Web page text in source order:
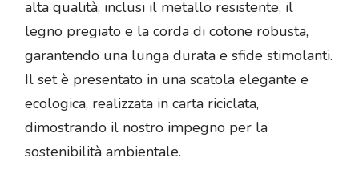
alta qualità, inclusi il metallo resistente, il
legno pregiato e la corda di cotone robusta,
garantendo una lunga durata e sfide stimolanti.
Il set è presentato in una scatola elegante e
ecologica, realizzata in carta riciclata,
dimostrando il nostro impegno per la
sostenibilità ambientale.